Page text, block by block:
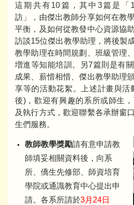
這期共有10篇，其中3篇是「
訪」，由傑出教師分享如何在教
平衡，及如何從教發中心資源協
訪談15位傑出教學助理，將後製
教學助理在時間規劃、班級管理
増進等知能培訓。另7篇則是有
成果、薪惜相惜、傑出教學助理
享等的活動花絮。上述計畫與活
後)，歡迎有興趣的系所或師生
及執行方式，歡迎聯繫各承辦窗
生們服務。
教師教學獎勵請有意申請教
師填妥相關資料後，向系
所、僑生先修部、師資培育
學院或通識教育中心提出申
請。各系所請於3月24日